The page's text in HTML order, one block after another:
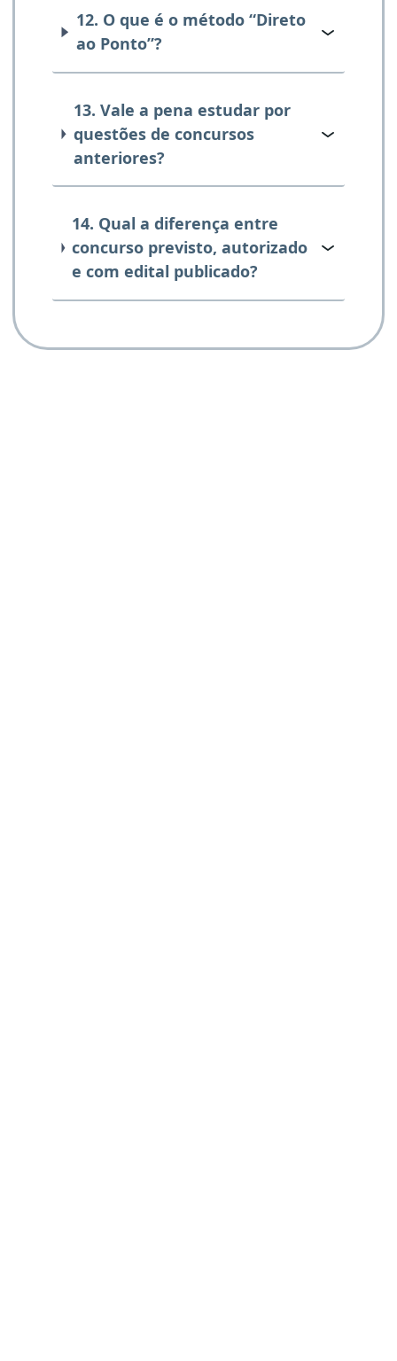
12. O que é o método “Direto
ao Ponto”?
13. Vale a pena estudar por
questões de concursos
anteriores?
14. Qual a diferença entre
concurso previsto, autorizado
e com edital publicado?